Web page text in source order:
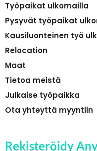
Työpaikat ulkomailla
Pysyvät työpaikat
Kausiluonteinen työ
Relocation
Maat
Tietoa meistä
Julkaise työpaikka
Ota yhteyttä myyntiin
Rekisteröidy